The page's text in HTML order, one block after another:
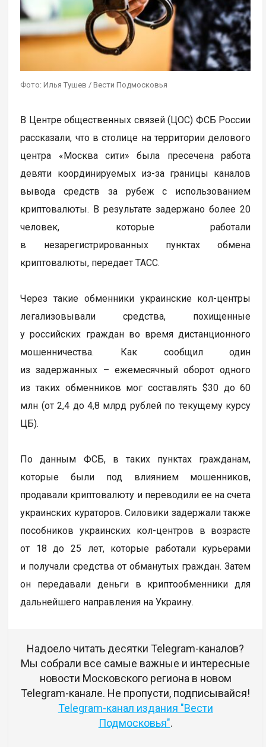
Фото: Илья Тушев / Вести Подмосковья
В Центре общественных связей (ЦОС) ФСБ России
рассказали, что в столице на территории делового
центра «Москва сити» была пресечена работа
девяти координируемых из-за границы каналов
вывода средств за рубеж с использованием
криптовалюты. В результате задержано более 20
человек, которые работали
в незарегистрированных пунктах обмена
криптовалюты, передает ТАСС.
Через такие обменники украинские кол-центры
легализовывали средства, похищенные
у российских граждан во время дистанционного
мошенничества. Как сообщил один
из задержанных – ежемесячный оборот одного
из таких обменников мог составлять $30 до 60
млн (от 2,4 до 4,8 млрд рублей по текущему курсу
ЦБ).
По данным ФСБ, в таких пунктах гражданам,
которые были под влиянием мошенников,
продавали криптовалюту и переводили ее на счета
украинских кураторов. Силовики задержали также
пособников украинских кол-центров в возрасте
от 18 до 25 лет, которые работали курьерами
и получали средства от обманутых граждан. Затем
он передавали деньги в криптообменники для
дальнейшего направления на Украину.
Надоело читать десятки Telegram-каналов?
Мы собрали все самые важные и интересные
новости Московского региона в новом
Telegram-канале. Не пропусти, подписывайся!
Telegram-канал издания "Вести
Подмосковья".